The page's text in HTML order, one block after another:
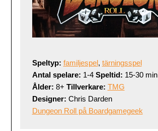
Speltyp: familjespel, tärningsspel
Antal spelare: 1-4 Speltid: 15-30 min
Ålder: 8+ Tillverkare: TMG
Designer: Chris Darden
Dungeon Roll på Boardgamegeek